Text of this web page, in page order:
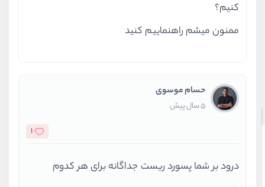
کنیم؟
ممنون میشم راهنماییم کنید
حسام موسوی
5 سال پیش
1
درود بر شما پسورد ریست جداگانه برای هر کدوم